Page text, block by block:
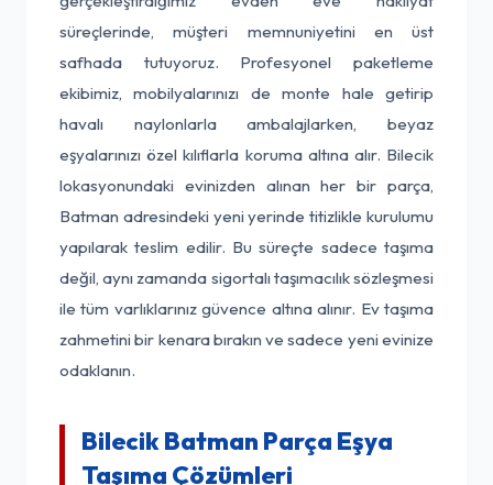
süreçlerinde, müşteri memnuniyetini en üst
safhada tutuyoruz. Profesyonel paketleme
ekibimiz, mobilyalarınızı de monte hale getirip
havalı naylonlarla ambalajlarken, beyaz
eşyalarınızı özel kılıflarla koruma altına alır. Bilecik
lokasyonundaki evinizden alınan her bir parça,
Batman adresindeki yeni yerinde titizlikle kurulumu
yapılarak teslim edilir. Bu süreçte sadece taşıma
değil, aynı zamanda sigortalı taşımacılık sözleşmesi
ile tüm varlıklarınız güvence altına alınır. Ev taşıma
zahmetini bir kenara bırakın ve sadece yeni evinize
odaklanın.
Bilecik Batman Parça Eşya
Taşıma Çözümleri